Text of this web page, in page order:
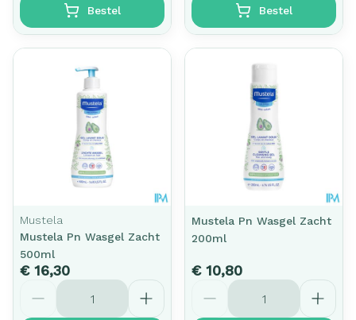
Bestel Bestel
Mustela
Mustela Pn Wasgel Zacht
500ml
€ 16,30
Aantal
Mustela Pn Wasgel Zacht
200ml
€ 10,80
Aantal